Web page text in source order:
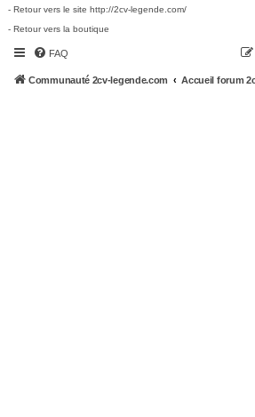
- Retour vers le site http://2cv-legende.com/
- Retour vers la boutique
FAQ
Communauté 2cv-legende.com